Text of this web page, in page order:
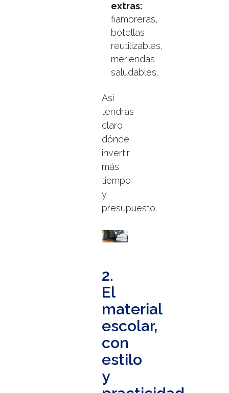
extras:
fiambreras,
botellas
reutilizables,
meriendas
saludables.
Así
tendrás
claro
dónde
invertir
más
tiempo
y
presupuesto.
2.
El
material
escolar,
con
estilo
y